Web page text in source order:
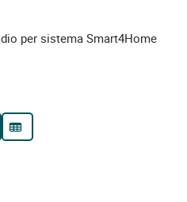
per sistema Smart4Home